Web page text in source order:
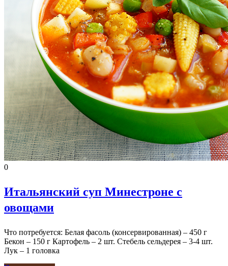
0
Итальянский суп Минестроне с
овощами
Что потребуется: Белая фасоль (консервированная) – 450 г
Бекон – 150 г Картофель – 2 шт. Стебель сельдерея – 3-4 шт.
Лук – 1 головка